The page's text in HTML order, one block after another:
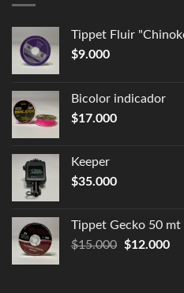
Tippet Fluir
$9.000
Bicolor indicador
$17.000
Keeper
$35.000
Tippet Gecko 50 mt
$15.000 $12.000